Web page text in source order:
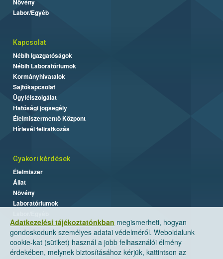
Adatkezelési tájékoztatónkban megismerheti, hogyan
gondoskodunk személyes adatai védelméről. Weboldalunk
cookie-kat (sütiket) használ a jobb felhasználói élmény
érdekében, melynek biztosításához kérjük, kattintson az
Növény
Labor/Egyéb
Kapcsolat
Nébih Igazgatóságok
Nébih Laboratóriumok
Kormányhivatalok
Sajtókapcsolat
Ügyfélszolgálat
Hatósági jogsegély
Élelmiszermentő Központ
Hírlevél feliratkozás
Gyakori kérdések
Élelmiszer
Állat
Növény
Laboratóriumok